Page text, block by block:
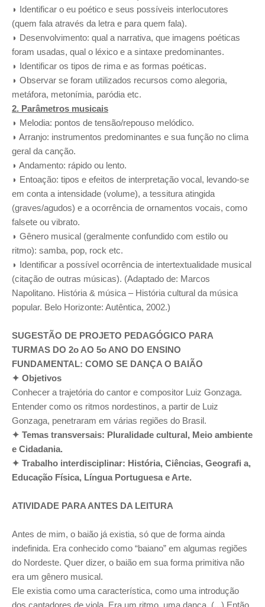
◗ Identificar o eu poético e seus possíveis interlocutores
(quem fala através da letra e para quem fala).
◗ Desenvolvimento: qual a narrativa, que imagens poéticas
foram usadas, qual o léxico e a sintaxe predominantes.
◗ Identificar os tipos de rima e as formas poéticas.
◗ Observar se foram utilizados recursos como alegoria,
metáfora, metonímia, paródia etc.
2. Parâmetros musicais
◗ Melodia: pontos de tensão/repouso melódico.
◗ Arranjo: instrumentos predominantes e sua função no clima
geral da canção.
◗ Andamento: rápido ou lento.
◗ Entoação: tipos e efeitos de interpretação vocal, levando-se
em conta a intensidade (volume), a tessitura atingida
(graves/agudos) e a ocorrência de ornamentos vocais, como
falsete ou vibrato.
◗ Gênero musical (geralmente confundido com estilo ou
ritmo): samba, pop, rock etc.
◗ Identificar a possível ocorrência de intertextualidade musical
(citação de outras músicas). (Adaptado de: Marcos
Napolitano. História & música – História cultural da música
popular. Belo Horizonte: Autêntica, 2002.)
SUGESTÃO DE PROJETO PEDAGÓGICO PARA
TURMAS DO 2o AO 5o ANO DO ENSINO
FUNDAMENTAL: COMO SE DANÇA O BAIÃO
✦ Objetivos
Conhecer a trajetória do cantor e compositor Luiz Gonzaga.
Entender como os ritmos nordestinos, a partir de Luiz
Gonzaga, penetraram em várias regiões do Brasil.
✦ Temas transversais: Pluralidade cultural, Meio ambiente
e Cidadania.
✦ Trabalho interdisciplinar: História, Ciências, Geografi a,
Educação Física, Língua Portuguesa e Arte.
ATIVIDADE PARA ANTES DA LEITURA
Antes de mim, o baião já existia, só que de forma ainda
indefinida. Era conhecido como “baiano” em algumas regiões
do Nordeste. Quer dizer, o baião em sua forma primitiva não
era um gênero musical.
Ele existia como uma característica, como uma introdução
dos cantadores de viola. Era um ritmo, uma dança. (...) Então